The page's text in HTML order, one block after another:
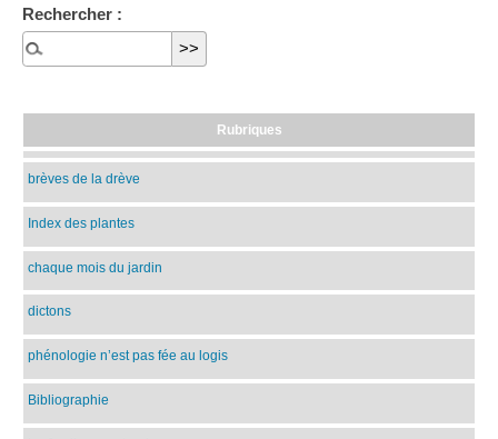
Rechercher :
Rubriques
brèves de la drève
Index des plantes
chaque mois du jardin
dictons
phénologie n’est pas fée au logis
Bibliographie